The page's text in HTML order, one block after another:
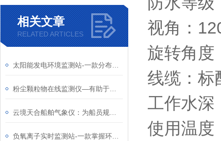
相关文章
RELATED ARTICLES
视角：
旋转角度
线缆：标
工作水深
使用温度